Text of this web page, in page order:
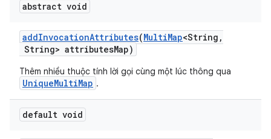
abstract void
addInvocationAttributes(MultiMap<String ,
String> attributesMap)
Thêm nhiều thuộc tính lời gọi cùng một lúc thông qua
UniqueMultiMap .
default void